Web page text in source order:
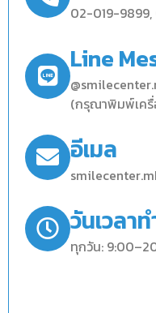
02-019-
Line
(กรุณาพิมพ์เครื่
อีเมล
วันเวลา
ทุกวัน: